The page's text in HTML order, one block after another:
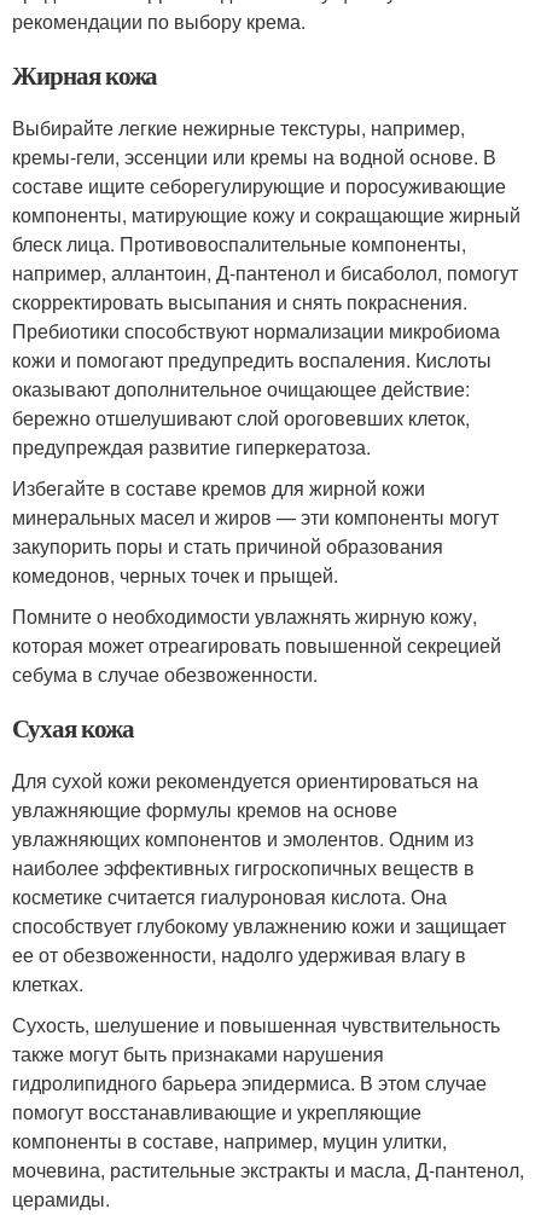
рекомендации по выбору крема.
Жирная кожа
Выбирайте легкие нежирные текстуры, например,
кремы-гели, эссенции или кремы на водной основе. В
составе ищите себорегулирующие и поросуживающие
компоненты, матирующие кожу и сокращающие жирный
блеск лица. Противовоспалительные компоненты,
например, аллантоин, Д-пантенол и бисаболол, помогут
скорректировать высыпания и снять покраснения.
Пребиотики способствуют нормализации микробиома
кожи и помогают предупредить воспаления. Кислоты
оказывают дополнительное очищающее действие:
бережно отшелушивают слой ороговевших клеток,
предупреждая развитие гиперкератоза.
Избегайте в составе кремов для жирной кожи
минеральных масел и жиров — эти компоненты могут
закупорить поры и стать причиной образования
комедонов, черных точек и прыщей.
Помните о необходимости увлажнять жирную кожу,
которая может отреагировать повышенной секрецией
себума в случае обезвоженности.
Сухая кожа
Для сухой кожи рекомендуется ориентироваться на
увлажняющие формулы кремов на основе
увлажняющих компонентов и эмолентов. Одним из
наиболее эффективных гигроскопичных веществ в
косметике считается гиалуроновая кислота. Она
способствует глубокому увлажнению кожи и защищает
ее от обезвоженности, надолго удерживая влагу в
клетках.
Сухость, шелушение и повышенная чувствительность
также могут быть признаками нарушения
гидролипидного барьера эпидермиса. В этом случае
помогут восстанавливающие и укрепляющие
компоненты в составе, например, муцин улитки,
мочевина, растительные экстракты и масла, Д-пантенол,
церамиды.